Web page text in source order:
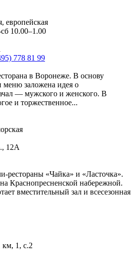
европейская
10.00–1.00
778 81 99
в Воронеже. В основу
меню заложена идея о
— мужского и женского. В
и торжественное...
12А
рестораны «Чайка» и «Ласточка».
Краснопресненской набережной.
вместительный зал и вcесезонная
1, с.2